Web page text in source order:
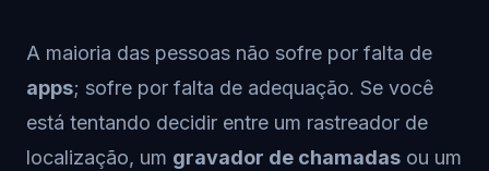
A maioria das pessoas não sofre por falta de
apps; sofre por falta de adequação. Se você
está tentando decidir entre um rastreador de
localização, um gravador de chamadas ou um